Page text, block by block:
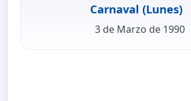
Carnaval (Lunes)
3 de Marzo de 1990